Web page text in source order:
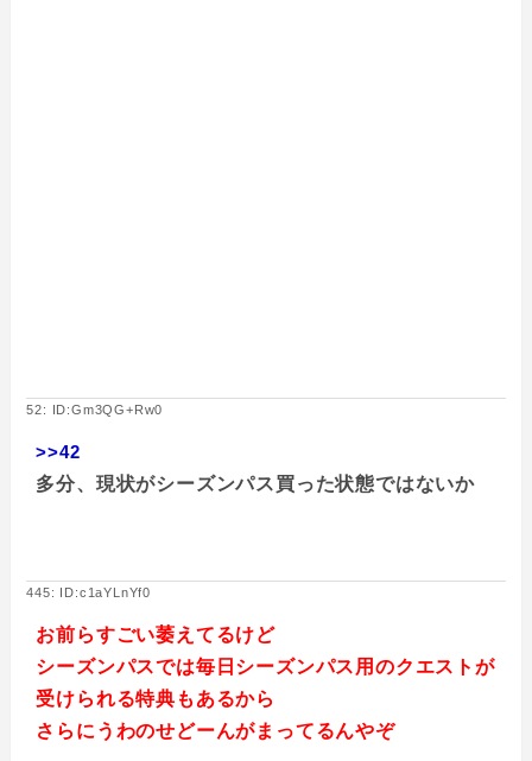
52: ID:Gm3QG+Rw0
>>42
多分、現状がシーズンパス買った状態ではないか
445: ID:c1aYLnYf0
お前らすごい萎えてるけど
シーズンパスでは毎日シーズンパス用のクエストが
受けられる特典もあるから
さらにうわのせどーんがまってるんやぞ